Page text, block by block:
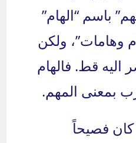
باسم “الهام”
وهامات”، ولكن
اليه قط. فالهام
بمعنى المهم.
كان فصيحاً